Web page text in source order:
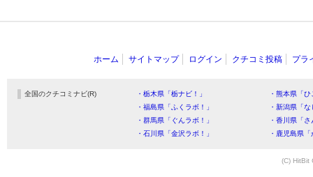
ホーム サイトマップ ログイン クチコミ投稿 プラ
全国のクチコミナビ(R) ・栃木県「栃ナビ！」
・熊本県「
・福島県「ふくラボ！」
・新潟県「
・群馬県「ぐんラボ！」
・香川県「
・石川県「金沢ラボ！」
・鹿児島県
(C) HitBit